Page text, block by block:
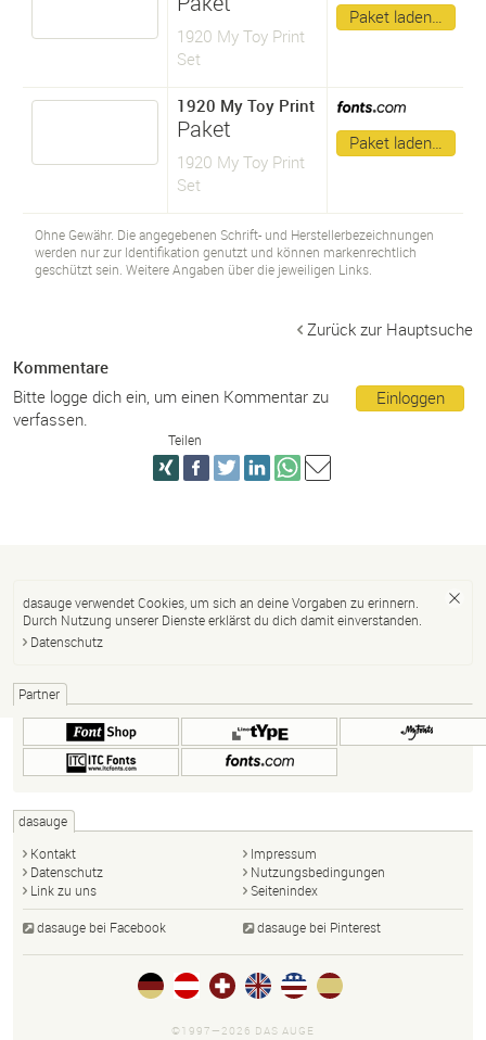
1920 My Toy Print
Set
Paket laden…
1920 My Toy Print
Paket
1920 My Toy Print
Set
Paket laden…
Ohne Gewähr. Die angegebenen Schrift- und Herstellerbezeichnungen
werden nur zur Identifikation genutzt und können markenrechtlich
geschützt sein. Weitere Angaben über die jeweiligen Links.
Zurück zur Hauptsuche
Kommentare
Einloggen
Bitte logge dich ein, um einen Kommentar zu
verfassen.
Teilen
dasauge verwendet Cookies, um sich an deine Vorgaben zu erinnern.
Durch Nutzung unserer Dienste erklärst du dich damit einverstanden.
Datenschutz
Partner
dasauge
Kontakt
Impressum
Datenschutz
Nutzungsbedingungen
Link zu uns
Seitenindex
dasauge bei Facebook dasauge bei Pinterest
©1997—2026 DAS AUGE